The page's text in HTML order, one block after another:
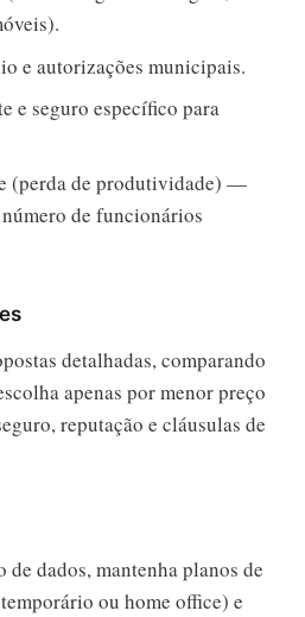
e autorizações municipais.
e seguro específico para
(perda de produtividade) —
de funcionários
detalhadas, comparando
apenas por menor preço
reputação e cláusulas de
dados, mantenha planos de
ou home office) e